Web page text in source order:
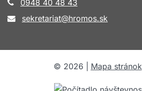
0948 40 48 43
sekretariat@hromos.sk
© 2026 Mapa stránok